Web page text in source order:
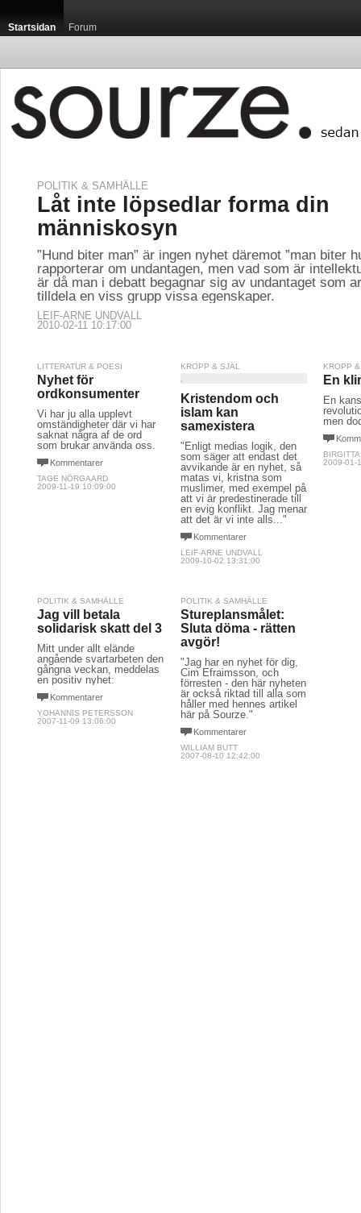
Startsidan Forum
POLITIK & SAMHÄLLE
Låt inte löpsedlar forma din
människosyn
”Hund biter man” är ingen nyhet däremot ”man biter
rapporterar om undantagen, men vad som är
är då man i debatt begagnar sig av undantaget som
tilldela en viss grupp vissa egenskaper.
LEIF-ARNE UNDVALL
2010-02-11 10:17:00
LITTERATUR & POESI
Nyhet för
ordkonsumenter
Vi har ju alla upplevt
omständigheter där vi har
saknat några af de ord
som brukar använda oss.
Kommentarer
TAGE NÖRGAARD
2009-11-19 10:09:00
KROPP & SJÄL
Kristendom och
islam kan
samexistera
"Enligt medias logik, den
som säger att endast det
avvikande är en nyhet, så
matas vi, kristna som
muslimer, med exempel på
att vi är predestinerade till
en evig konflikt. Jag menar
att det är vi inte alls..."
Kommentarer
LEIF-ARNE UNDVALL
2009-10-02 13:31:00
KROPP
En
En
men
2009-01-
POLITIK & SAMHÄLLE
Jag vill betala
solidarisk skatt del 3
Mitt under allt elände
angående svartarbeten den
gångna veckan, meddelas
en positiv nyhet:
Kommentarer
YOHANNIS PETERSSON
2007-11-09 13:06:00
POLITIK & SAMHÄLLE
Stureplansmålet:
Sluta döma - rätten
avgör!
"Jag har en nyhet för dig,
Cim Efraimsson, och
förresten - den här nyheten
är också riktad till alla som
håller med hennes artikel
här på Sourze."
Kommentarer
WILLIAM BUTT
2007-08-10 12:42:00